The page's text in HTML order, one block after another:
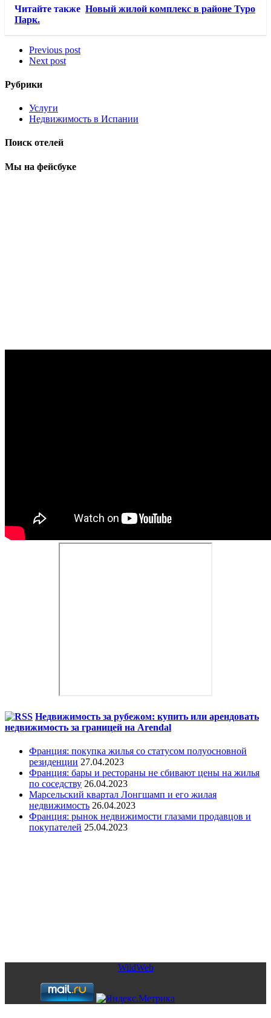
Читайте также Новый жилой комплекс в районе Туро
Парк.
Previous post
Next post
Рубрики
Услуги
Недвижимость в Испании
Поиск отелей
Мы на фейсбуке
Недвижимость за рубежом: купить или арендовать
недвижимость за границей на Arendal
Франция: покупка жилья со статусом полуосновной
резиденции 27.04.2023
Франция: бары и рестораны не сбивают цены на жилья
по соседству 26.04.2023
Марсельский квартал Лонгшамп и его жилая
недвижимость 26.04.2023
Франция: рынок недвижимости глазами продавцов и
покупателей 25.04.2023
WildWeb